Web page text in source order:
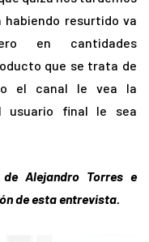
resurtido va
en cantidades
que se trata de
el canal le vea la
usuario final le sea
de Alejandro Torres e
de esta entrevista.